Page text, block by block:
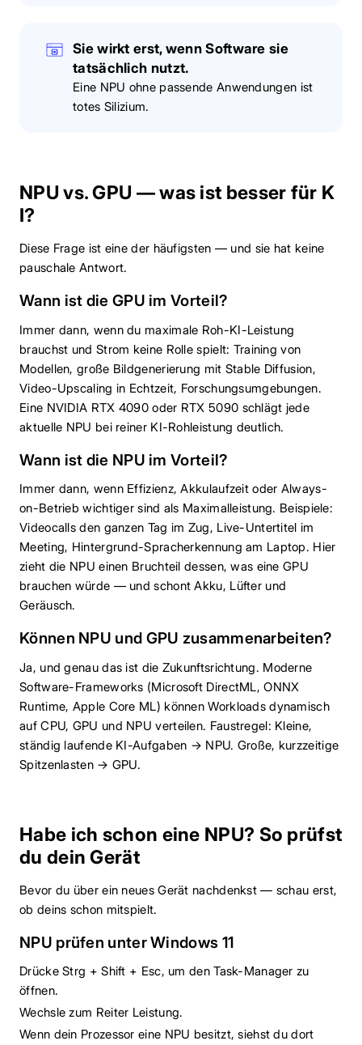
Sie wirkt erst, wenn Software sie
tatsächlich nutzt.
Eine NPU ohne passende Anwendungen ist
totes Silizium.
NPU vs. GPU — was ist besser für K
I?
Diese Frage ist eine der häufigsten — und sie hat keine
pauschale Antwort.
Wann ist die GPU im Vorteil?
Immer dann, wenn du maximale Roh-KI-Leistung
brauchst und Strom keine Rolle spielt: Training von
Modellen, große Bildgenerierung mit Stable Diffusion,
Video-Upscaling in Echtzeit, Forschungsumgebungen.
Eine NVIDIA RTX 4090 oder RTX 5090 schlägt jede
aktuelle NPU bei reiner KI-Rohleistung deutlich.
Wann ist die NPU im Vorteil?
Immer dann, wenn Effizienz, Akkulaufzeit oder Always-
on-Betrieb wichtiger sind als Maximalleistung. Beispiele:
Videocalls den ganzen Tag im Zug, Live-Untertitel im
Meeting, Hintergrund-Spracherkennung am Laptop. Hier
zieht die NPU einen Bruchteil dessen, was eine GPU
brauchen würde — und schont Akku, Lüfter und
Geräusch.
Können NPU und GPU zusammenarbeiten?
Ja, und genau das ist die Zukunftsrichtung. Moderne
Software-Frameworks (Microsoft DirectML, ONNX
Runtime, Apple Core ML) können Workloads dynamisch
auf CPU, GPU und NPU verteilen. Faustregel: Kleine,
ständig laufende KI-Aufgaben → NPU. Große, kurzzeitige
Spitzenlasten → GPU.
Habe ich schon eine NPU? So prüfst
du dein Gerät
Bevor du über ein neues Gerät nachdenkst — schau erst,
ob deins schon mitspielt.
NPU prüfen unter Windows 11
Drücke Strg + Shift + Esc, um den Task-Manager zu
öffnen.
Wechsle zum Reiter Leistung.
Wenn dein Prozessor eine NPU besitzt, siehst du dort